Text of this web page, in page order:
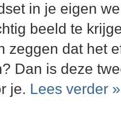
in je eigen
beeld te
zeggen dat het
Dan is deze
je. Lees verder »